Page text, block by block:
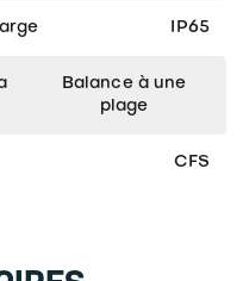
IP65
Balance à une
plage
CFS